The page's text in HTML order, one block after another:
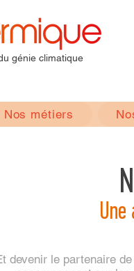
génie climatique
Nos métiers
devenir le partenaire